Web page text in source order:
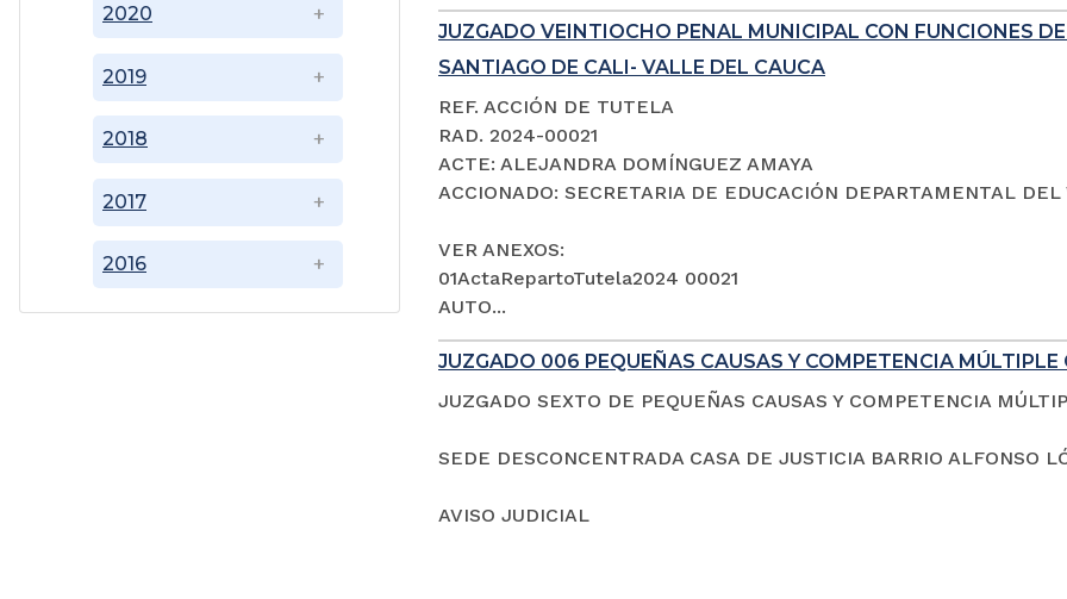
2016
2017
2018
2019
2020
JUZGADO VEINTIOCHO PENAL MUNICIPAL CON FUNCIONES
SANTIAGO DE CALI- VALLE DEL CAUCA
REF. ACCIÓN DE TUTELA
RAD. 2024-00021
ACTE: ALEJANDRA DOMÍNGUEZ AMAYA
ACCIONADO: SECRETARIA DE EDUCACIÓN DEPARTAMENTAL
VER ANEXOS:
01ActaRepartoTutela2024 00021
AUTO...
JUZGADO 006 PEQUEÑAS CAUSAS Y COMPETENCIA MÚLTIPLE
JUZGADO SEXTO DE PEQUEÑAS CAUSAS Y COMPETENCIA
SEDE DESCONCENTRADA CASA DE JUSTICIA BARRIO ALFONSO
AVISO JUDICIAL